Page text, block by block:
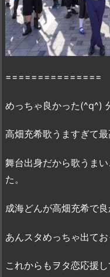
の
感
想・
見
こ
2.
タ
に
難
い」
料
===============
めっちゃ良かった(^q^)
高畑充希歌うますぎて最
舞台出身だから歌うま
た。
成海どんが高畑充希で良
あんスタめっちゃ出て
これからもヲタ恋応援し